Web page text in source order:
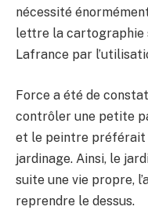
nécessité
lettre la cartographie
Lafrance par
Force a été de
contrôler une petite
et le peintre préférait
jardinage. Ainsi, le
suite une vie propre,
reprendre le dessus.